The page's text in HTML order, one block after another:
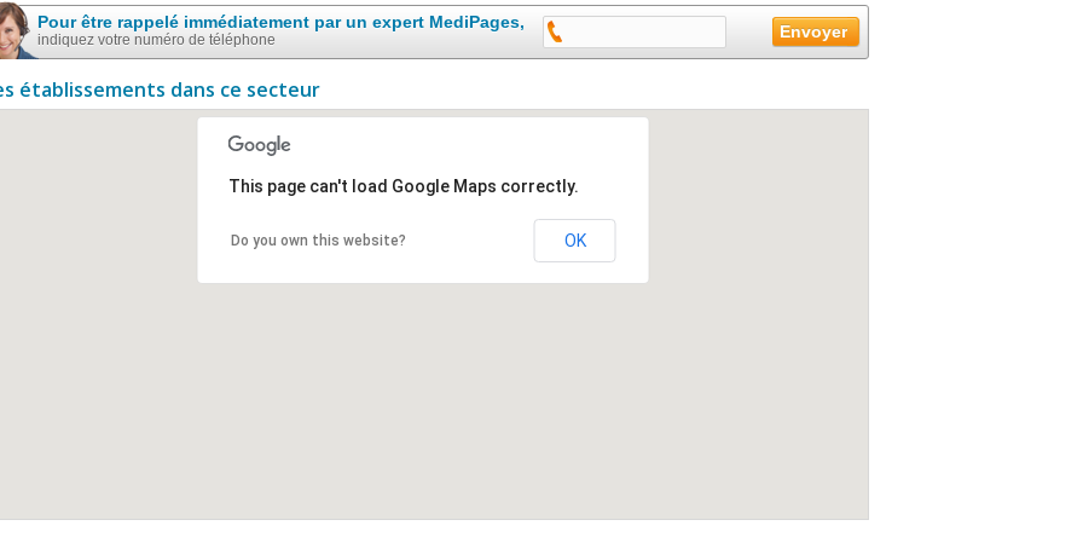
Pour être rappelé immédiatement par un expert MediPages,
indiquez votre numéro de téléphone
établissements dans ce secteur
This page can't load Google Maps correctly.
Do you own this website? OK